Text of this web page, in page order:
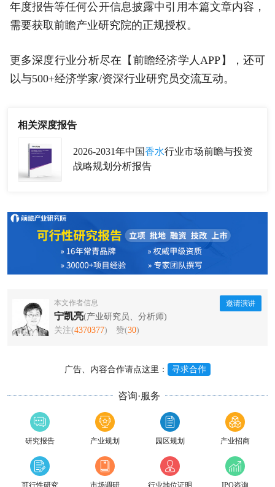
年度报告等任何公开信息披露中引用本篇文章内容，
需要获取前瞻产业研究院的正规授权。
更多深度行业分析尽在【前瞻经济学人APP】，还可
以与500+经济学家/资深行业研究员交流互动。
相关深度报告
2026-2031年中国香水行业市场前瞻与投资
战略规划分析报告
本文作者信息
宁凯亮(产业研究员、分析师)
关注(4370377) 赞(30)
邀请演讲
广告、内容合作请点这里： 寻求合作
咨询·服务
研究报告 产业规划 园区规划 产业招商
可行性研究 市场调研 行业地位证明 IPO咨询